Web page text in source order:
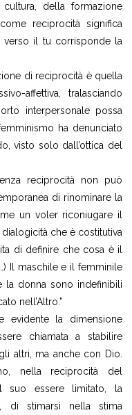
della formazione
reciprocità significa
verso il tu corrisponde la
di reciprocità è quella
affettiva, tralasciando
interpersonale possa
ha denunciato
visto solo dall’ottica del
reciprocità non può
di rinominare la
un voler riconiugare il
che è costitutiva
di definire che cosa è il
Il maschile e il femminile
la donna sono indefinibili
nell’Altro.”
evidente la dimensione
chiamata a stabilire
altri, ma anche con Dio.
nella reciprocità del
suo essere limitato, la
di stimarsi nella stima